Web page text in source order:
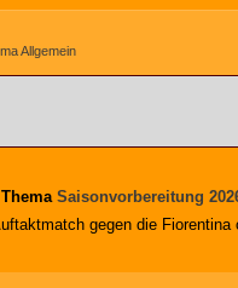
Allgemein
Saisonvorbereitung
gegen die